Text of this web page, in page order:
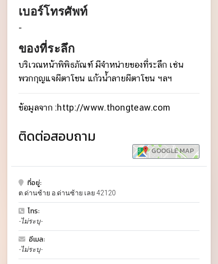
ติดต่อสอบถาม
GOOGLE MAP
ที่อยู่:
ต.ด่านซ้าย อ.ด่านซ้าย เลย 42120
โทร:
-ไม่ระบุ-
อีเมล:
-ไม่ระบุ-
เบอร์โทรศัพท์
-
ของที่ระลึก
บริเวณหน้าพิพิธภัณฑ์ มีจำหน่ายของที่ระลึก เช่น
พวกกุญแจผีตาโขน แก้วน้ำลายผีตาโขน ฯลฯ
ข้อมูลจาก :http://www.thongteaw.com